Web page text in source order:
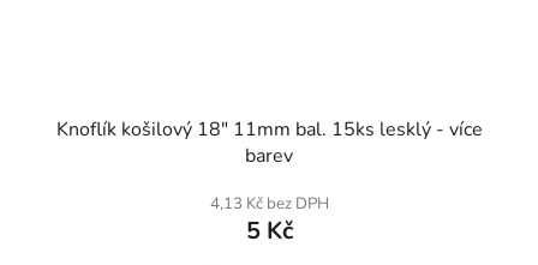
Knoflík košilový 18" 11mm bal. 15ks lesklý - více
barev
4,13 Kč bez DPH
5 Kč